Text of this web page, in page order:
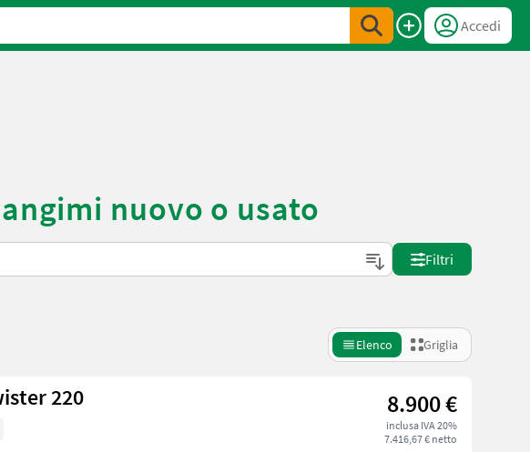
Accedi
nuovo o usato
Filtri
Elenco Griglia
220 8.900 €
inclusa IVA 20%
7.416,67 € netto